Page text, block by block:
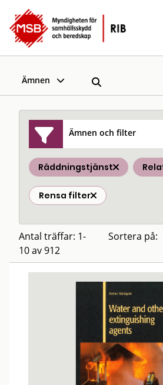
Ämnen
Ämnen och filter
Räddningstjänst
Rensa filter
Antal träffar: 1-
10 av 912
Sortera på: